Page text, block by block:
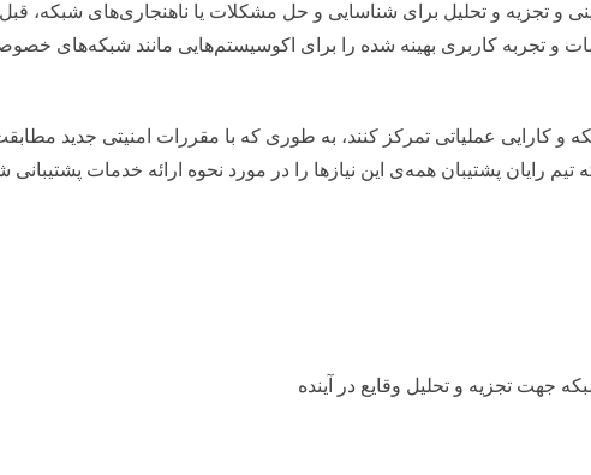
تجزیه و تحلیل برای شناسایی و حل مشکلات یا ناهنجاری‌های شبکه، قبل
و تجربه کاربری بهینه شده را برای اکوسیستم‌هایی مانند شبکه‌های
و کارایی عملیاتی تمرکز کنند، به طوری که با مقررات امنیتی جدید
رایان پشتیبان همه‌ی این نیازها را در مورد نحوه ارائه خدمات پشتیبانی
جهت تجزیه و تحلیل وقایع در آینده